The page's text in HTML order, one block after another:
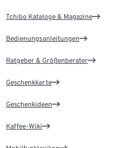
Tchibo Kataloge & Magazine
Bedienungsanleitungen
Ratgeber & Größenberater
Geschenkkarte
Geschenkideen
Kaffee-Wiki